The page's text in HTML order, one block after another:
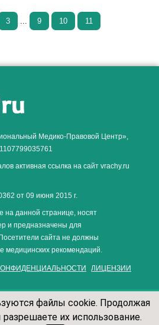
3 ... 9 10 11
Медико-Правовой Центр»,
активная ссылка на сайт vrachy.ru
от 09 июня 2015 г.
данной странице, носят
и предназначены для
сайта не должны
медицинских рекомендаций.
ЛИЦЕНЗИИ
файлы cookie. Продолжая
их использование.